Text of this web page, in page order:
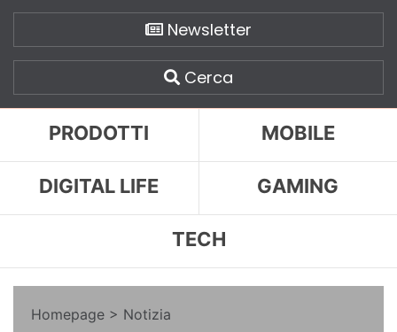
Newsletter
Cerca
PRODOTTI MOBILE
DIGITAL LIFE GAMING
TECH
Homepage > Notizia